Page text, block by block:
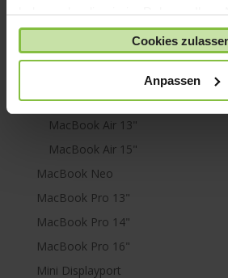
haben oder die sie im Rahmen Ihrer
gesammelt haben.
Cookies
Anpassen
Mac Studio
MacBook
M1
MacBook Air 13"
MacBook Air 15"
MacBook Neo
MacBook Pro 13"
MacBook Pro 14"
MacBook Pro 16"
Mini Displayport